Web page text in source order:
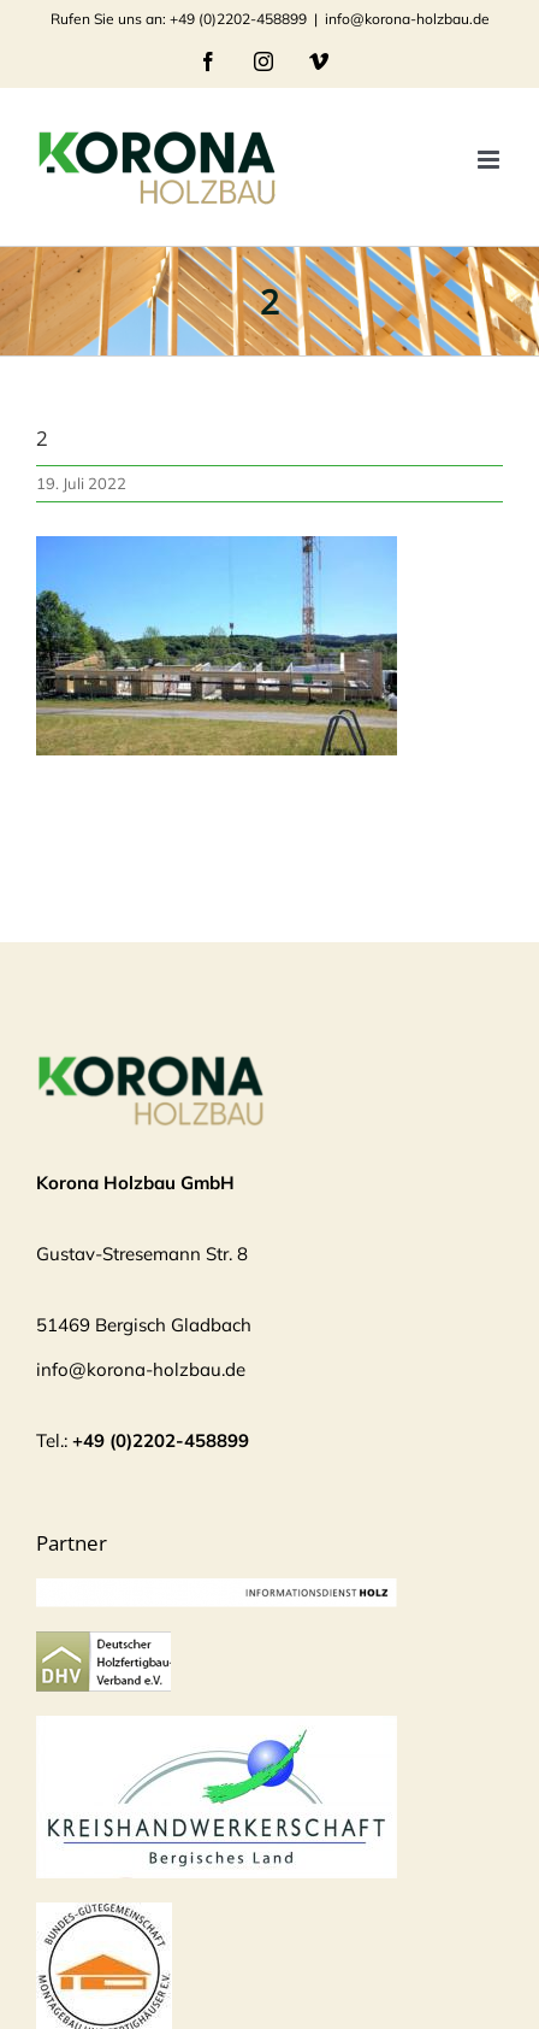
springen
Rufen Sie uns an: +49 (0)2202-458899 | info@korona-holzbau.de
FacebookInstagramVimeo
2
2
19. Juli 2022
Korona Holzbau GmbH
Gustav-Stresemann Str. 8
51469 Bergisch Gladbach
info@korona-holzbau.de
Tel.: +49 (0)2202-458899
Partner